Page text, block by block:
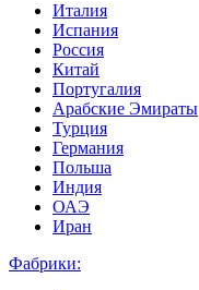
Италия
Испания
Россия
Китай
Португалия
Арабские Эмираты
Турция
Германия
Польша
Индия
ОАЭ
Иран
Фабрики: